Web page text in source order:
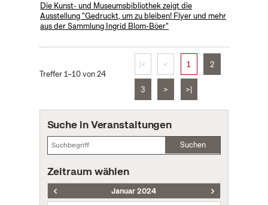
Die Kunst- und Museumsbibliothek zeigt die
Ausstellung "Gedruckt, um zu bleiben! Flyer und mehr
aus der Sammlung Ingrid Blom-Böer"
Treffer 1–10 von 24
|< < 1 2
3 > >|
Suche in Veranstaltungen
Suchen
Zeitraum wählen
Januar 2024